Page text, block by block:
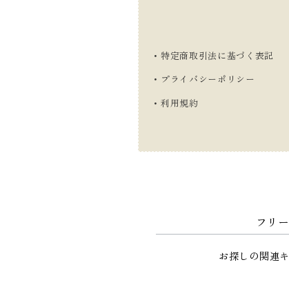
・特定商取引法に基づく表記
・プライバシーポリシー
・利用規約
フリ
お探しの関連